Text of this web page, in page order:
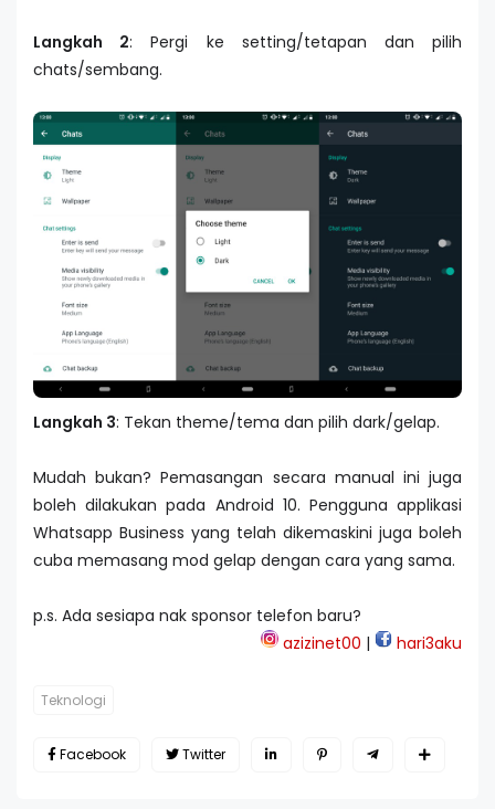
Langkah 2: Pergi ke setting/tetapan dan pilih
chats/sembang.
Langkah 3: Tekan theme/tema dan pilih dark/gelap.
Mudah bukan? Pemasangan secara manual ini juga
boleh dilakukan pada Android 10. Pengguna applikasi
Whatsapp Business yang telah dikemaskini juga boleh
cuba memasang mod gelap dengan cara yang sama.
p.s. Ada sesiapa nak sponsor telefon baru?
azizinet00 | hari3aku
Teknologi
Facebook Twitter